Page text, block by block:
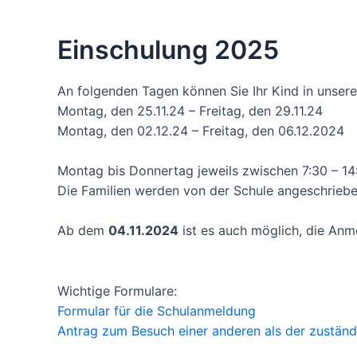
Einschulung 2025
An folgenden Tagen können Sie Ihr Kind in
Montag, den 25.11.24 – Freitag, den 29.11.24
Montag, den 02.12.24 – Freitag, den 06.12.2024
Montag bis Donnertag jeweils zwischen 7:30 –
Die Familien werden von der Schule
Ab dem 04.11.2024 ist es auch möglich, die
Wichtige Formulare:
Formular für die Schulanmeldung
Antrag zum Besuch einer anderen als der